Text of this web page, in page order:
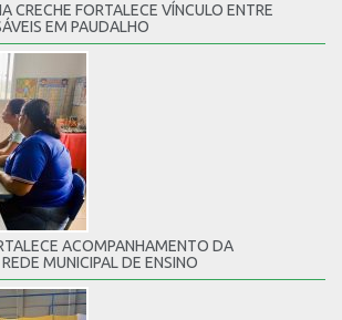
CRECHE FORTALECE VÍNCULO ENTRE
EM PAUDALHO
ACOMPANHAMENTO DA
MUNICIPAL DE ENSINO